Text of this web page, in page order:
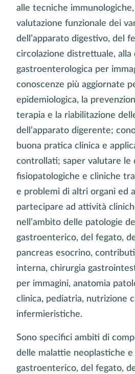
alle tecniche
valutazione funzionale dei
dell’apparato digestivo, del
circolazione distrettuale, alla
gastroenterologica per
conoscenze più aggiornate
epidemiologica, la
terapia e la riabilitazione
dell’apparato digerente;
buona pratica clinica e
controllati; saper valutare le
fisiopatologiche e cliniche
e problemi di altri organi ed
partecipare ad attività
nell’ambito delle patologie
gastroenterico, del fegato,
pancreas esocrino,
interna, chirurgia
per immagini, anatomia
clinica, pediatria, nutrizione
infermieristiche.
Sono specifici ambiti di
delle malattie neoplastiche
gastroenterico, del fegato,